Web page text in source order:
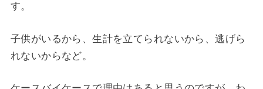
す。
子供がいるから、生計を立てられないから、逃げら
れないからなど。